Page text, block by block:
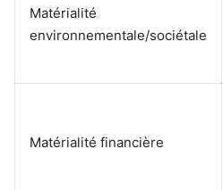
Matérialité
environnementale/sociétale
Matérialité financière